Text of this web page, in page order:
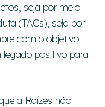
seja por meio
(TACs), seja por
com o objetivo
positivo para
a Raízes não